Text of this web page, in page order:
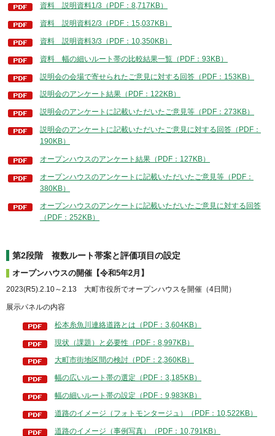
資料 説明資料1/3（PDF：8,717KB）
資料 説明資料2/3（PDF：15,037KB）
資料 説明資料3/3（PDF：10,350KB）
資料 幅の細いルート帯の比較結果一覧（PDF：93KB）
説明会の会場で寄せられたご意見に対する回答（PDF：153KB）
説明会のアンケート結果（PDF：122KB）
説明会のアンケートに記載いただいたご意見等（PDF：273KB）
説明会のアンケートに記載いただいたご意見に対する回答（PDF：
190KB）
オープンハウスのアンケート結果（PDF：127KB）
オープンハウスのアンケートに記載いただいたご意見等（PDF：
380KB）
オープンハウスのアンケートに記載いただいたご意見に対する回答
（PDF：252KB）
第2段階 複数ルート帯案と評価項目の設定
オープンハウスの開催【令和5年2月】
2023(R5).2.10～2.13 大町市役所でオープンハウスを開催（4日間）
展示パネルの内容
松本糸魚川連絡道路とは（PDF：3,604KB）
現状（課題）と必要性（PDF：8,997KB）
大町市街地区間の検討（PDF：2,360KB）
幅の広いルート帯の選定（PDF：3,185KB）
幅の細いルート帯の設定（PDF：9,983KB）
道路のイメージ（フォトモンタージュ）（PDF：10,522KB）
道路のイメージ（事例写真）（PDF：10,791KB）